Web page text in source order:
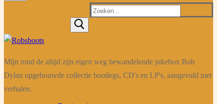
Zoeken
Mijn rond de altijd zijn eigen weg bewandelende jukebox Bob
Dylan opgebouwde collectie bootlegs, CD's en LP's, aangevuld met
verhalen.